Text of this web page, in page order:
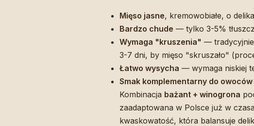
Mięso jasne, kremowobiałe, o
Bardzo chude — tylko 3-5%
Wymaga "kruszenia" — tradycyjnie
3-7 dni, by mięso "skruszało"
Łatwo wysycha — wymaga niskiej
Smak komplementarny do owoców
Kombinacja bażant + winogrona
zaadaptowana w Polsce już w
kwaskowatość, która balansuje